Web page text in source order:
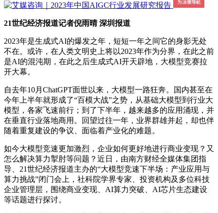
21世纪经济报道记者倪雨晴 深圳报道
2023年是生成式AI的爆发之年，短短一年之间它的身影无处
不在。或许，在人类文明史上将以2023年作为分界，在此之前
是AI的混沌期，在此之后生成式AI开天辟地，大模型竞赛拉
开大幕。
自去年10月ChatGPT面世以来，大模型一路狂奔。国内甚至在
今年上半年就形成了“百模大战”之势，从基础大模型到行业大
模型，各家飞速前行；到了下半年，越来越多的应用涌现，并
在垂直行业落地商用。回望过往一年，业界群雄并起，却也伴
随着重复建设的争议、面临着产业化的难题。
如今大模型竞速更加激烈，企业如何更好地进行商业变现？又
怎么解决算力掣肘等问题？近日，由南方财经全媒体集团指
导、21世纪经济报道主办的“大模型竞速下半场：产业应用与
算力挑战”闭门会上，社科院学界专家、投资机构及多位科技
企业管理层，围绕商业变现、AI算力突破、AI芯片生态建设
等话题进行探讨。